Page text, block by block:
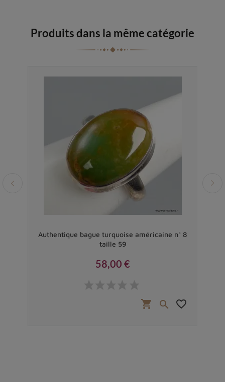
Produits dans la même catégorie
Authentique bague turquoise américaine n° 8
taille 59
58,00 €
shopping_cart  favorite_border